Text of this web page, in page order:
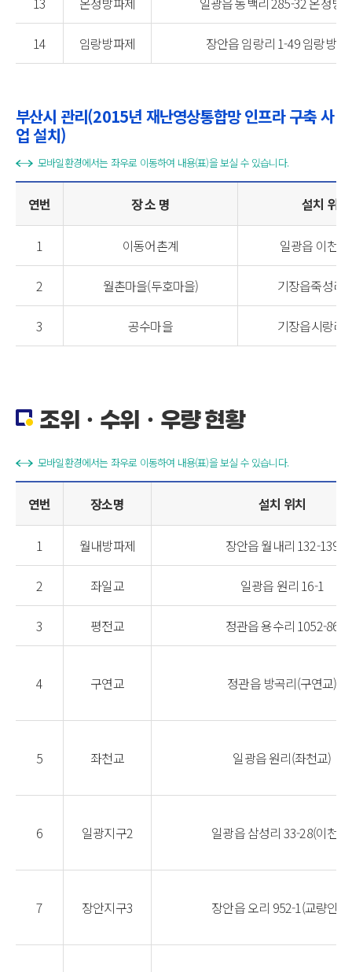
14 임랑방파제 장안읍 임랑리 1-49 임랑방파
부산시 관리(2015년 재난영상통합망 인프라 구축 사
업 설치)
모바일환경에서는 좌우로 이동하여 내용(표)을 보실 수 있습니다.
연번 장 소 명 설치 위치
1 이동어촌계 일광읍 이천
2 월촌마을(두호마을) 기장읍죽성리
3 공수마을 기장읍시랑리
조위ㆍ수위ㆍ우량 현황
모바일환경에서는 좌우로 이동하여 내용(표)을 보실 수 있습니다.
연번 장소명 설치 위치
1 월내방파제 장안읍 월내리 132-139
2 좌일교 일광읍 원리 16-1
3 평전교 정관읍 용수리 1052-86
4 구연교 정관읍 방곡리(구연교)
5 좌천교 일광읍 원리(좌천교)
6 일광지구2 일광읍 삼성리 33-28(이천교)
7 장안지구3 장안읍 오리 952-1(교량인근)